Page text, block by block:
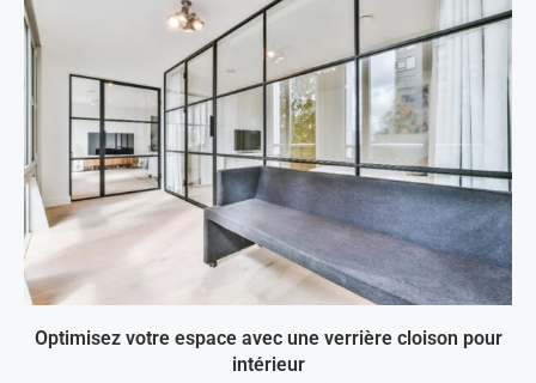
Optimisez votre espace avec une verrière cloison pour
intérieur